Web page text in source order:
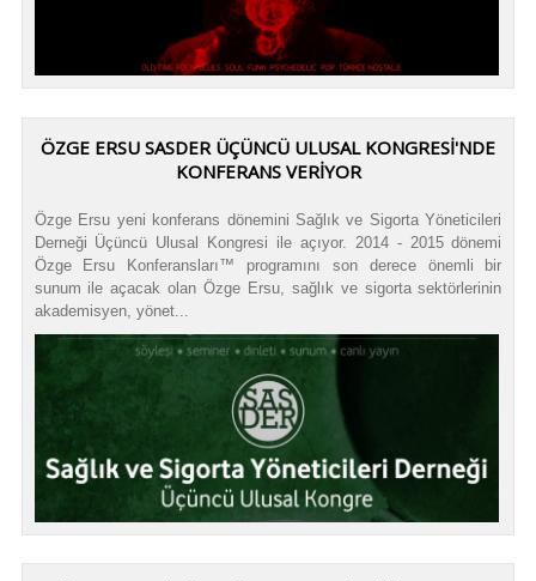
ÖZGE ERSU SASDER ÜÇÜNCÜ ULUSAL KONGRESİ'NDE
KONFERANS VERİYOR
Özge Ersu yeni konferans dönemini Sağlık ve Sigorta Yöneticileri
Derneği Üçüncü Ulusal Kongresi ile açıyor. 2014 - 2015 dönemi
Özge Ersu Konferansları™ programını son derece önemli bir
sunum ile açacak olan Özge Ersu, sağlık ve sigorta sektörlerinin
akademisyen, yönet...